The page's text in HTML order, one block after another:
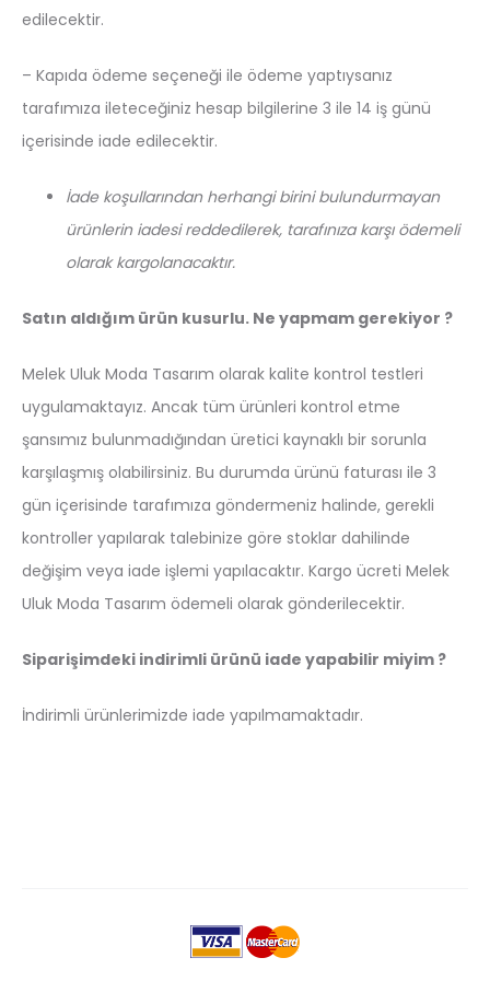
edilecektir.
– Kapıda ödeme seçeneği ile ödeme yaptıysanız
tarafımıza ileteceğiniz hesap bilgilerine 3 ile 14 iş günü
içerisinde iade edilecektir.
İade koşullarından herhangi birini bulundurmayan
ürünlerin iadesi reddedilerek, tarafınıza karşı ödemeli
olarak kargolanacaktır.
Satın aldığım ürün kusurlu. Ne yapmam gerekiyor ?
Melek Uluk Moda Tasarım olarak kalite kontrol testleri
uygulamaktayız. Ancak tüm ürünleri kontrol etme
şansımız bulunmadığından üretici kaynaklı bir sorunla
karşılaşmış olabilirsiniz. Bu durumda ürünü faturası ile 3
gün içerisinde tarafımıza göndermeniz halinde, gerekli
kontroller yapılarak talebinize göre stoklar dahilinde
değişim veya iade işlemi yapılacaktır. Kargo ücreti Melek
Uluk Moda Tasarım ödemeli olarak gönderilecektir.
Siparişimdeki indirimli ürünü iade yapabilir miyim ?
İndirimli ürünlerimizde iade yapılmamaktadır.